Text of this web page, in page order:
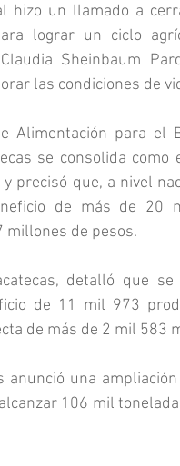
hizo un llamado a
lograr un ciclo
Sheinbaum
las condiciones de
Alimentación para el
se consolida
precisó que, a nivel
de más de 20
millones de pesos.
detalló que
de 11 mil 973
de más de 2 mil 583
anunció una
106 mil